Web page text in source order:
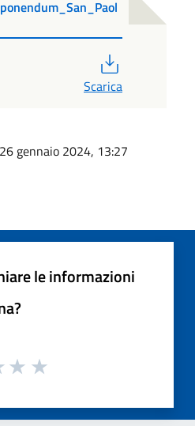
Scarica
gennaio 2024, 13:27
le informazioni